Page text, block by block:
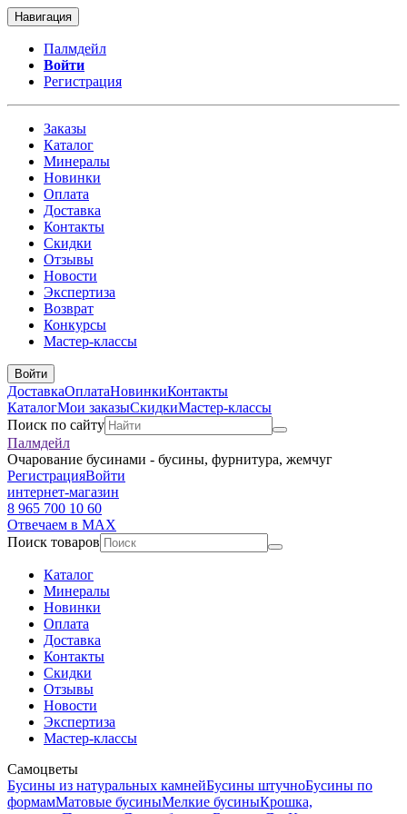
Навигация
Палмдейл
Войти
Регистрация
Заказы
Каталог
Минералы
Новинки
Оплата
Доставка
Контакты
Скидки
Отзывы
Новости
Экспертиза
Возврат
Конкурсы
Мастер-классы
Войти
ДоставкаОплатаНовинкиКонтакты
КаталогМои заказыСкидкиМастер-классы
Поиск по сайту
Палмдейл
Очарование бусинами - бусины, фурнитура, жемчуг
РегистрацияВойти
интернет-магазин
8 965 700 10 60
Отвечаем в MAX
Поиск товаров
Каталог
Минералы
Новинки
Оплата
Доставка
Контакты
Скидки
Отзывы
Новости
Экспертиза
Мастер-классы
Самоцветы
Бусины из натуральных камнейБусины штучноБусины по
формамМатовые бусиныМелкие бусиныКрошка,